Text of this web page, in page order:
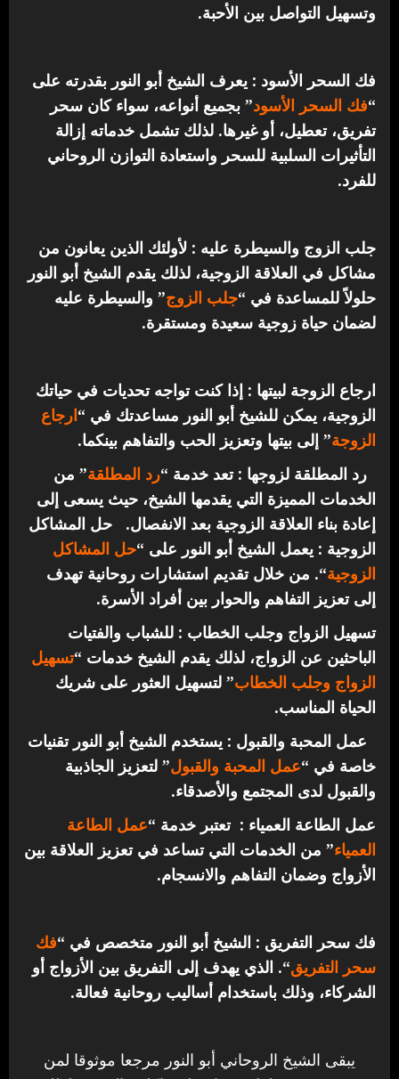
وتسهيل التواصل بين الأحبة.
فك السحر الأسود : يعرف الشيخ أبو النور بقدرته على
“فك السحر الأسود” بجميع أنواعه، سواء كان سحر
تفريق، تعطيل، أو غيرها. لذلك تشمل خدماته إزالة
التأثيرات السلبية للسحر واستعادة التوازن الروحاني
للفرد.
جلب الزوج والسيطرة عليه : لأولئك الذين يعانون من
مشاكل في العلاقة الزوجية، لذلك يقدم الشيخ أبو النور
حلولاً للمساعدة في “جلب الزوج” والسيطرة عليه
لضمان حياة زوجية سعيدة ومستقرة.
ارجاع الزوجة لبيتها : إذا كنت تواجه تحديات في حياتك
الزوجية، يمكن للشيخ أبو النور مساعدتك في “ارجاع
الزوجة” إلى بيتها وتعزيز الحب والتفاهم بينكما.
رد المطلقة لزوجها : تعد خدمة “رد المطلقة” من
الخدمات المميزة التي يقدمها الشيخ، حيث يسعى إلى
إعادة بناء العلاقة الزوجية بعد الانفصال.
حل المشاكل
الزوجية : يعمل الشيخ أبو النور على “حل المشاكل
الزوجية“. من خلال تقديم استشارات روحانية تهدف
إلى تعزيز التفاهم والحوار بين أفراد الأسرة.
تسهيل الزواج وجلب الخطاب : للشباب والفتيات
الباحثين عن الزواج، لذلك يقدم الشيخ خدمات “تسهيل
الزواج وجلب الخطاب” لتسهيل العثور على شريك
الحياة المناسب.
عمل المحبة والقبول : يستخدم الشيخ أبو النور تقنيات
خاصة في “عمل المحبة والقبول” لتعزيز الجاذبية
والقبول لدى المجتمع والأصدقاء.
عمل الطاعة العمياء : تعتبر خدمة “عمل الطاعة
العمياء” من الخدمات التي تساعد في تعزيز العلاقة بين
الأزواج وضمان التفاهم والانسجام.
فك سحر التفريق : الشيخ أبو النور متخصص في “فك
سحر التفريق“. الذي يهدف إلى التفريق بين الأزواج أو
الشركاء، وذلك باستخدام أساليب روحانية فعالة.
يبقى الشيخ الروحاني أبو النور مرجعا موثوقا لمن